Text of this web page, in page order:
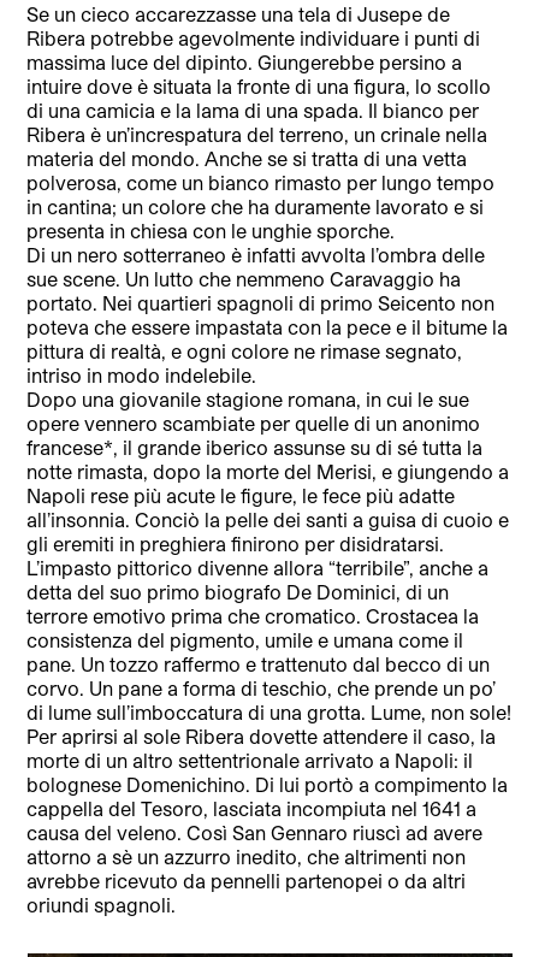
Se un cieco accarezzasse una tela di Jusepe de
Ribera potrebbe agevolmente individuare i punti di
massima luce del dipinto. Giungerebbe persino a
intuire dove è situata la fronte di una figura, lo scollo
di una camicia e la lama di una spada. Il bianco per
Ribera è un’increspatura del terreno, un crinale nella
materia del mondo. Anche se si tratta di una vetta
polverosa, come un bianco rimasto per lungo tempo
in cantina; un colore che ha duramente lavorato e si
presenta in chiesa con le unghie sporche.
Di un nero sotterraneo è infatti avvolta l’ombra delle
sue scene. Un lutto che nemmeno Caravaggio ha
portato. Nei quartieri spagnoli di primo Seicento non
poteva che essere impastata con la pece e il bitume la
pittura di realtà, e ogni colore ne rimase segnato,
intriso in modo indelebile.
Dopo una giovanile stagione romana, in cui le sue
opere vennero scambiate per quelle di un anonimo
francese*, il grande iberico assunse su di sé tutta la
notte rimasta, dopo la morte del Merisi, e giungendo a
Napoli rese più acute le figure, le fece più adatte
all’insonnia. Conciò la pelle dei santi a guisa di cuoio e
gli eremiti in preghiera finirono per disidratarsi.
L’impasto pittorico divenne allora “terribile”, anche a
detta del suo primo biografo De Dominici, di un
terrore emotivo prima che cromatico. Crostacea la
consistenza del pigmento, umile e umana come il
pane. Un tozzo raffermo e trattenuto dal becco di un
corvo. Un pane a forma di teschio, che prende un po’
di lume sull’imboccatura di una grotta. Lume, non sole!
Per aprirsi al sole Ribera dovette attendere il caso, la
morte di un altro settentrionale arrivato a Napoli: il
bolognese Domenichino. Di lui portò a compimento la
cappella del Tesoro, lasciata incompiuta nel 1641 a
causa del veleno. Così San Gennaro riuscì ad avere
attorno a sè un azzurro inedito, che altrimenti non
avrebbe ricevuto da pennelli partenopei o da altri
oriundi spagnoli.